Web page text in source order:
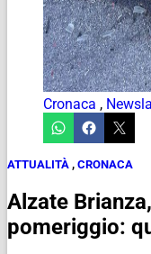
Cronaca ,
ATTUALITÀ , CRONACA
Alzate
pomeriggio: